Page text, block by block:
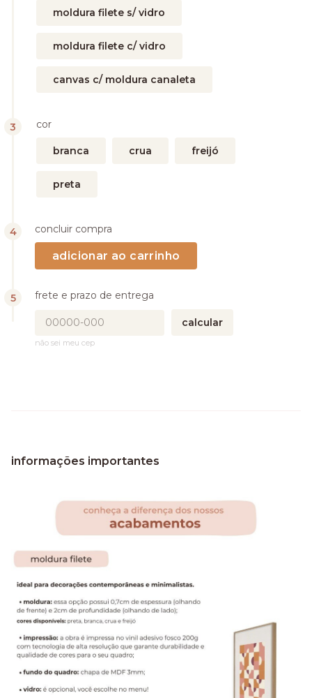
moldura filete s/ vidro
moldura filete c/ vidro
canvas c/ moldura canaleta
cor
branca crua freijó
preta
concluir compra
frete e prazo de entrega
calcular
não sei meu cep
informações importantes